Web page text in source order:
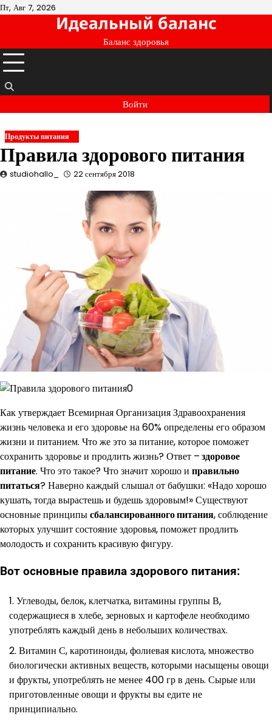
Перейти
Пт, Авг 7, 2026
Идеальный баланс
Баланс здоровья
Войти
Продукты питания
Правила здорового питания
studiohallo_ 22 сентября 2018
Как утверждает Всемирная Организация Здравоохранения
жизнь человека и его здоровье на 60% определены его образом
жизни и питанием. Что же это за питание, которое поможет
сохранить здоровье и продлить жизнь? Ответ –здоровое
питание. Что это такое? Что значит хорошо и правильно
питаться? Наверно каждый слышал от бабушки: «Надо хорошо
кушать, тогда вырастешь и будешь здоровым!»Существуют
основные принципысбалансированного питания, соблюдение
которых улучшит состояние здоровья, поможет продлить
молодость и сохранить красивую фигуру.
Вот основные правила здорового питания:
Углеводы, белок, клетчатка, витамины группы В,
содержащиеся в хлебе, зерновых и картофеле необходимо
употреблять каждый день в небольших количествах.
Витамин С, каротиноиды, фолиевая кислота, множество
биологически активных веществ, которыми насыщены овощи
и фрукты, употреблять не менее 400 гр в день. Сырые или
приготовленные овощи и фрукты вы едите не
принципиально.